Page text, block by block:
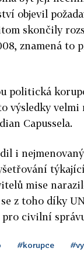
objevil
skončily
znamená to
politická
výsledky
Capussela.
i
mise
z toho díky
civilní
#korupce